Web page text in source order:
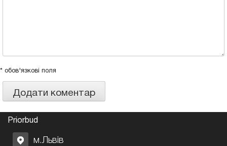
* обов'язкові поля
Priorbud
м.Львів